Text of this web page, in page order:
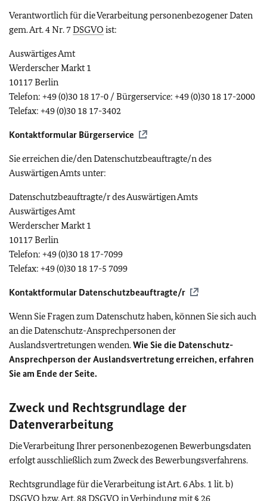
Verantwortlich für die Verarbeitung personenbezogener Daten
gem. Art. 4 Nr. 7DSGVO ist:
Auswärtiges Amt
Werderscher Markt 1
10117 Berlin
Telefon: +49 (0)30 18 17-0 / Bürgerservice: +49 (0)30 18 17-2000
Telefax: +49 (0)30 18 17-3402
Kontaktformular Bürgerservice
Sie erreichen die/den Datenschutzbeauftragte/n des
Auswärtigen Amts unter:
Datenschutzbeauftragte/r des Auswärtigen Amts
Auswärtiges Amt
Werderscher Markt 1
10117 Berlin
Telefon: +49 (0)30 18 17-7099
Telefax: +49 (0)30 18 17-5 7099
Kontaktformular Datenschutzbeauftragte/r
Wenn Sie Fragen zum Datenschutz haben, können Sie sich auch
an die Datenschutz-Ansprechpersonen der
Auslandsvertretungen wenden.Wie Sie die Datenschutz-
Ansprechperson der Auslandsvertretung erreichen, erfahren
Sie am Ende der Seite.
Zweck und Rechtsgrundlage der
Datenverarbeitung
Die Verarbeitung Ihrer personenbezogenen Bewerbungsdaten
erfolgt ausschließlich zum Zweck des Bewerbungsverfahrens.
Rechtsgrundlage für die Verarbeitung ist Art. 6 Abs. 1 lit. b)
DSGVO bzw. Art. 88DSGVO in Verbindung mit § 26